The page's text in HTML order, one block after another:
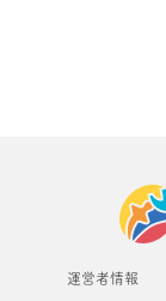
運営者情報